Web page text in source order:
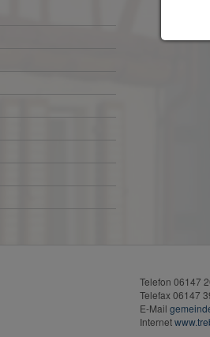
Telefon 06147
Telefax 06147
E-Mail
Internet